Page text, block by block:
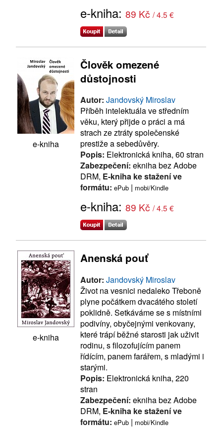
e-kniha: 89 Kč / 4.5 €
e-kniha
Člověk omezené
důstojnosti
Autor: Jandovský Miroslav
Příběh intelektuála ve středním
věku, který přijde o práci a má
strach ze ztráty společenské
prestiže a sebedůvěry.
Popis: Elektronická kniha, 60 stran
Zabezpečení: ekniha bez Adobe
DRM, E-kniha ke stažení ve
formátu: ePub | mobi/Kindle
e-kniha: 89 Kč / 4.5 €
e-kniha
Anenská pouť
Autor: Jandovský Miroslav
Život na vesnici nedaleko Třeboně
plyne počátkem dvacátého století
poklidně. Setkáváme se s místními
podivíny, obyčejnými venkovany,
které trápí běžné starosti jak uživit
rodinu, s filozofujícím panem
řídícím, panem farářem, s mladými i
starými.
Popis: Elektronická kniha, 220
stran
Zabezpečení: ekniha bez Adobe
DRM, E-kniha ke stažení ve
formátu: ePub | mobi/Kindle